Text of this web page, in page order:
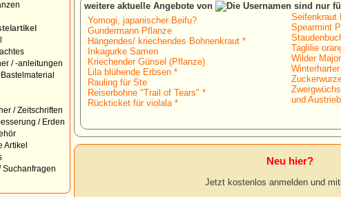
/ -anleitungen
/ Zeitschriften
/ Erden
Artikel
Suchanfragen
weitere aktuelle Angebote von
Yomogi, japanischer Beifu?
Gundermann Pflanze
Hängendes/ kriechendes Bohnenkraut *
Inkagurke Samen
Kriechender Günsel (Pflanze)
Lila blühende Erbsen *
Rauling für Ste
Reiserbohne "Trail of Tears" *
Rückticket für violala *
Seifenkraut
Spearmint
Taglilie
Wilder
und
Neu hier?
Jetzt kostenlos anmelden und